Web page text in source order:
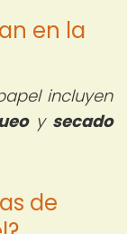
en la
incluyen
y secado
de